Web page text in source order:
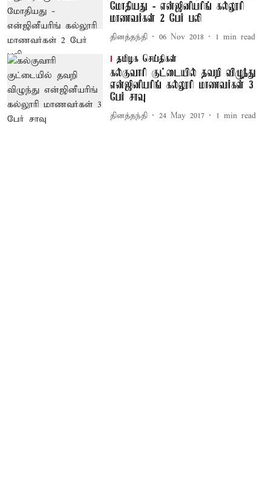
மோதியது - என்ஜினீயரிங் கல்லூரி
மாணவர்கள் 2 பேர் பலி
தினத்தந்தி 06 Nov 2018 1 min read
தமிழக செய்திகள்
கல்குவாரி குட்டையில் தவறி விழுந்து
என்ஜினீயரிங் கல்லூரி மாணவர்கள் 3
பேர் சாவு
தினத்தந்தி 24 May 2017 1 min read